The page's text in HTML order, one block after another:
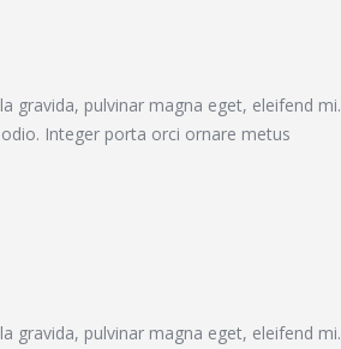
gravida, pulvinar magna eget, eleifend mi.
Integer porta orci ornare metus
gravida, pulvinar magna eget, eleifend mi.